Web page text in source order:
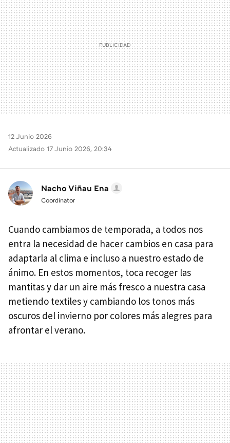
12 Junio 2026
Actualizado 17 Junio 2026, 20:34
Nacho Viñau Ena
Coordinator
Cuando cambiamos de temporada, a todos nos
entra la necesidad de hacer cambios en casa para
adaptarla al clima e incluso a nuestro estado de
ánimo. En estos momentos, toca recoger las
mantitas y dar un aire más fresco a nuestra casa
metiendo textiles y cambiando los tonos más
oscuros del invierno por colores más alegres para
afrontar el verano.